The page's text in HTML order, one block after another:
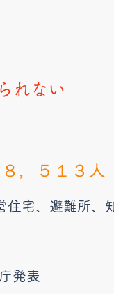
れない
，５１３人
住宅、避難所、
発表